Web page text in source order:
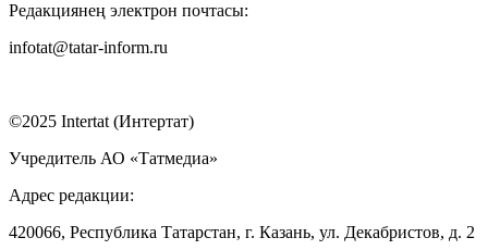
Редакциянең электрон почтасы:
infotat@tatar-inform.ru
©2025 Intertat (Интертат)
Учредитель АО «Татмедиа»
Адрес редакции:
420066, Республика Татарстан, г. Казань, ул. Декабристов, д. 2